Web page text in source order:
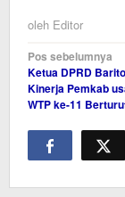
oleh Editor
Navigasi
pos
Pos sebelumnya
Ketua DPRD
Kinerja Pemkab
WTP ke-11